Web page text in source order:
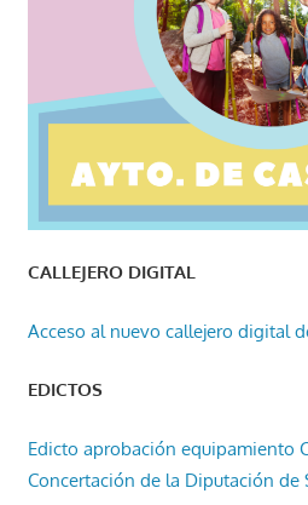
CALLEJERO DIGITAL
Acceso al nuevo callejero digital
EDICTOS
Edicto aprobación equipamiento
Concertación de la Diputación de